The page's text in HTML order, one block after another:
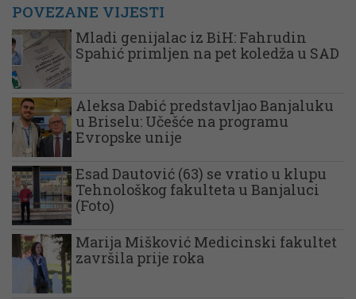
POVEZANE VIJESTI
Mladi genijalac iz BiH: Fahrudin
Spahić primljen na pet koledža u SAD
Aleksa Dabić predstavljao Banjaluku
u Briselu: Učešće na programu
Evropske unije
Esad Dautović (63) se vratio u klupu
Tehnološkog fakulteta u Banjaluci
(Foto)
Marija Mišković Medicinski fakultet
završila prije roka